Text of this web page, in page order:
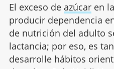
El exceso de azúcaren
producir dependencia
de nutrición del adulto
lactancia; por eso, es
desarrolle hábitos